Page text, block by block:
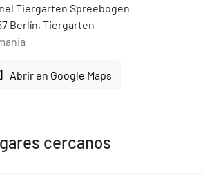
Tiergarten Spreebogen
Berlín, Tiergarten
Abrir en Google Maps
cercanos